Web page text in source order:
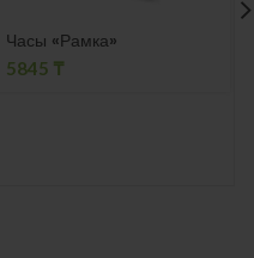
Часы «Рамка»
5845 ₸